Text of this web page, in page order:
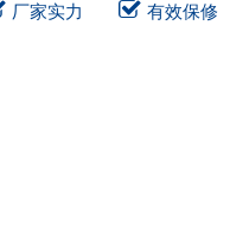
厂家实力 有效保修